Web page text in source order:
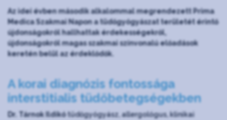
Az idei évben második alkalommal megrendezett Prima
Medica Szakmai Napon a tüdőgyógyászat területét érintő
újdonságokról hallhattak érdekességekről,
újdonságokról magas szakmai színvonalú előadások
keretén belül az érdeklődők.
A korai diagnózis fontossága
interstitialis tüdőbetegségekben
Dr. Tárnok Ildikótüdőgyógyász, allergológus, klinikai